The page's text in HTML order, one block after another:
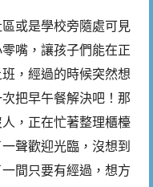
或是學校旁隨處可見
嘴，讓孩子們能在正
，經過的時候突然想
把早午餐解決吧！那
，正在忙著整理櫃檯
聲歡迎光臨，沒想到
間只要有經過，想方